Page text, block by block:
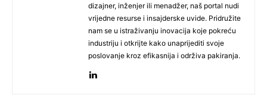
dizajner, inženjer ili menadžer, naš portal nudi
vrijedne resurse i insajderske uvide. Pridružite
nam se u istraživanju inovacija koje pokreću
industriju i otkrijte kako unaprijediti svoje
poslovanje kroz efikasnija i održiva pakiranja.